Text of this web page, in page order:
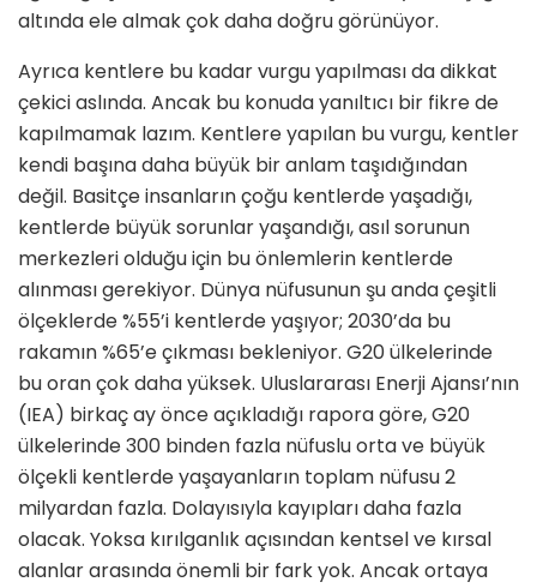
altında ele almak çok daha doğru görünüyor.
Ayrıca kentlere bu kadar vurgu yapılması da dikkat
çekici aslında. Ancak bu konuda yanıltıcı bir fikre de
kapılmamak lazım. Kentlere yapılan bu vurgu, kentler
kendi başına daha büyük bir anlam taşıdığından
değil. Basitçe insanların çoğu kentlerde yaşadığı,
kentlerde büyük sorunlar yaşandığı, asıl sorunun
merkezleri olduğu için bu önlemlerin kentlerde
alınması gerekiyor. Dünya nüfusunun şu anda çeşitli
ölçeklerde %55’i kentlerde yaşıyor; 2030’da bu
rakamın %65’e çıkması bekleniyor. G20 ülkelerinde
bu oran çok daha yüksek. Uluslararası Enerji Ajansı’nın
(IEA) birkaç ay önce açıkladığı rapora göre, G20
ülkelerinde 300 binden fazla nüfuslu orta ve büyük
ölçekli kentlerde yaşayanların toplam nüfusu 2
milyardan fazla. Dolayısıyla kayıpları daha fazla
olacak. Yoksa kırılganlık açısından kentsel ve kırsal
alanlar arasında önemli bir fark yok. Ancak ortaya